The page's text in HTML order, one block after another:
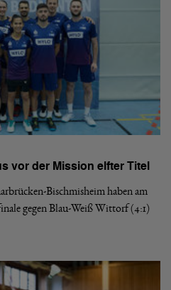
vor der Mission elfter Titel
Bischmisheim haben am
gegen Blau-Weiß Wittorf (4:1)